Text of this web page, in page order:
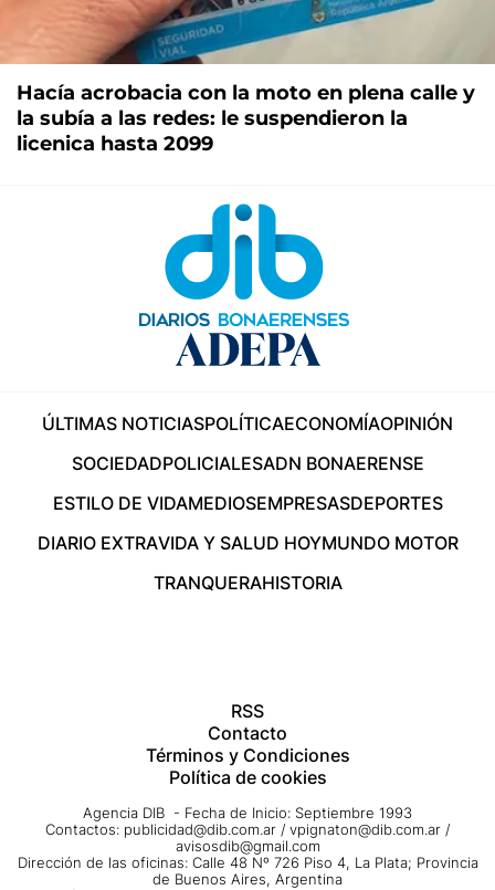
Hacía acrobacia con la moto en plena calle y
la subía a las redes: le suspendieron la
licenica hasta 2099
ÚLTIMAS NOTICIASPOLÍTICAECONOMÍAOPINIÓN
SOCIEDADPOLICIALESADN BONAERENSE
ESTILO DE VIDAMEDIOSEMPRESASDEPORTES
DIARIO EXTRAVIDA Y SALUD HOYMUNDO MOTOR
TRANQUERAHISTORIA
RSS
Contacto
Términos y Condiciones
Política de cookies
Agencia DIB - Fecha de Inicio: Septiembre 1993
Contactos: publicidad@dib.com.ar / vpignaton@dib.com.ar /
avisosdib@gmail.com
Dirección de las oficinas: Calle 48 Nº 726 Piso 4, La Plata; Provincia
de Buenos Aires, Argentina